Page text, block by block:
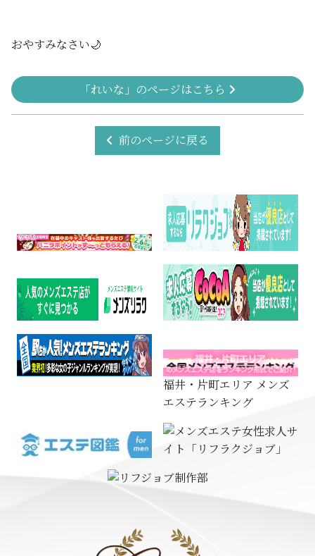
おやすみなさい🌙
「れいな」のページはこちら
前のページに戻る
福井・片町エリア メンズ
エステランキング